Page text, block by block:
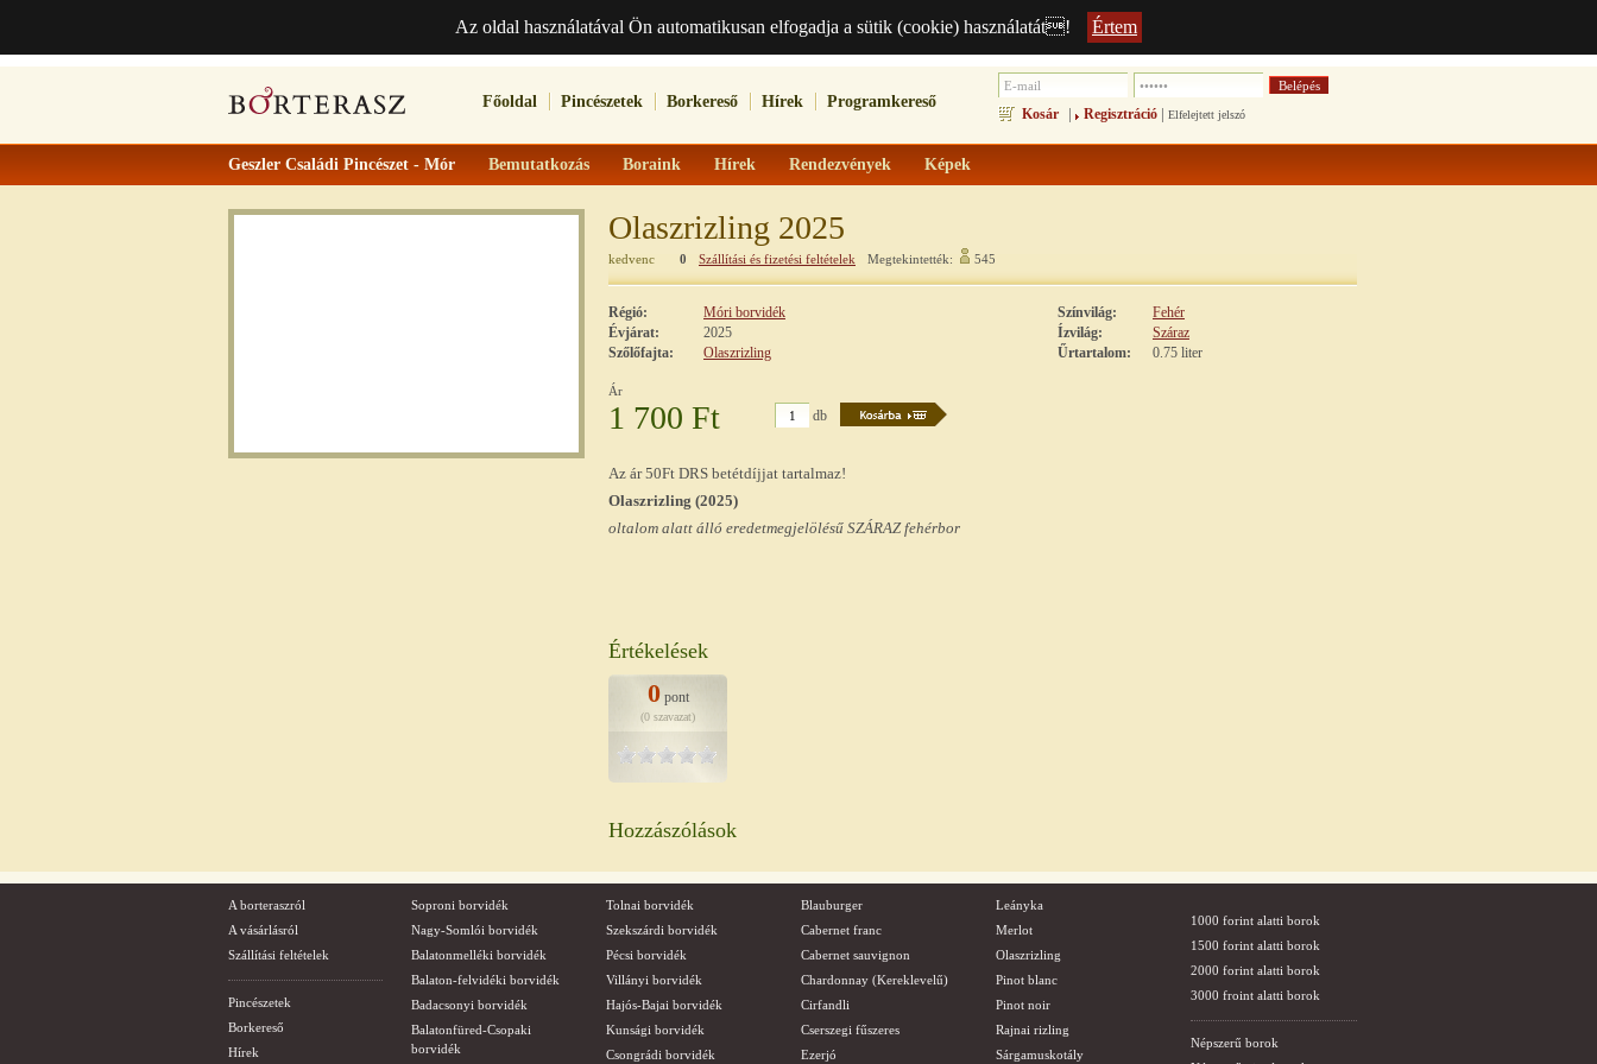
Az oldal használatával Ön automatikusan elfogadja a sütik (cookie) használatát! Értem
Főoldal Pincészetek Borkereső Hírek Programkereső
Kosár | Regisztráció | Elfelejtett jelszó
Geszler Családi Pincészet - Mór Bemutatkozás Boraink Hírek Rendezvények Képek
Olaszrizling 2025
kedvenc 0 Szállítási és fizetési feltételek Megtekintették: 545
Régió:
Móri borvidék
Évjárat:
2025
Szőlőfajta:
Olaszrizling
Színvilág:
Fehér
Ízvilág:
Száraz
Űrtartalom:
0.75 liter
Ár
1 700 Ft db
Az ár 50Ft DRS betétdíjjat tartalmaz!
Olaszrizling (2025)
oltalom alatt álló eredetmegjelölésű SZÁRAZ fehérbor
Értékelések
0pont
(0 szavazat)
Hozzászólások
A borteraszról
A vásárlásról
Szállítási feltételek
Pincészetek
Borkereső
Hírek
Soproni borvidék
Nagy-Somlói borvidék
Balatonmelléki borvidék
Balaton-felvidéki borvidék
Badacsonyi borvidék
Balatonfüred-Csopaki
borvidék
Tolnai borvidék
Szekszárdi borvidék
Pécsi borvidék
Villányi borvidék
Hajós-Bajai borvidék
Kunsági borvidék
Csongrádi borvidék
Blauburger
Cabernet franc
Cabernet sauvignon
Chardonnay (Kereklevelű)
Cirfandli
Cserszegi fűszeres
Ezerjó
Leányka
Merlot
Olaszrizling
Pinot blanc
Pinot noir
Rajnai rizling
Sárgamuskotály
1000 forint alatti borok
1500 forint alatti borok
2000 forint alatti borok
3000 froint alatti borok
Népszerű borok